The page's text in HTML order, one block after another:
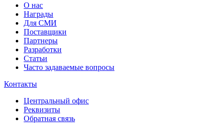
О нас
Награды
Для СМИ
Поставщики
Партнеры
Разработки
Статьи
Часто задаваемые вопросы
Контакты
Центральный офис
Реквизиты
Обратная связь